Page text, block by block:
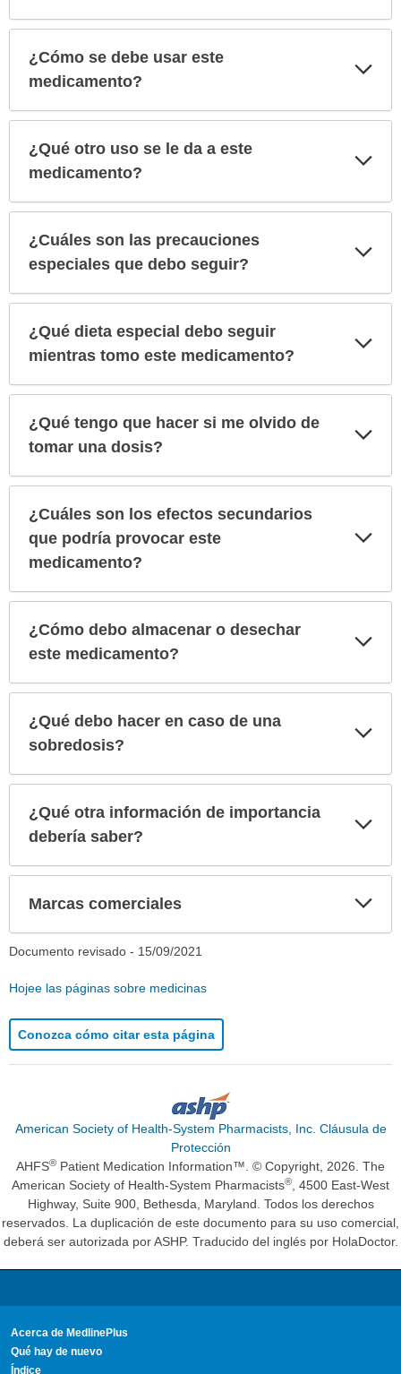
¿Cómo se debe usar este
medicamento?
¿Qué otro uso se le da a este
medicamento?
¿Cuáles son las precauciones
especiales que debo seguir?
¿Qué dieta especial debo seguir
mientras tomo este medicamento?
¿Qué tengo que hacer si me olvido de
tomar una dosis?
¿Cuáles son los efectos secundarios
que podría provocar este
medicamento?
¿Cómo debo almacenar o desechar
este medicamento?
¿Qué debo hacer en caso de una
sobredosis?
¿Qué otra información de importancia
debería saber?
Marcas comerciales
Documento revisado - 15/09/2021
Hojee las páginas sobre medicinas
Conozca cómo citar esta página
American Society of Health-System Pharmacists, Inc. Cláusula de
Protección
AHFS® Patient Medication Information™. © Copyright, 2026. The
American Society of Health-System Pharmacists®, 4500 East-West
Highway, Suite 900, Bethesda, Maryland. Todos los derechos
reservados. La duplicación de este documento para su uso comercial,
deberá ser autorizada por ASHP. Traducido del inglés por HolaDoctor.
Acerca de MedlinePlus
Qué hay de nuevo
Índice